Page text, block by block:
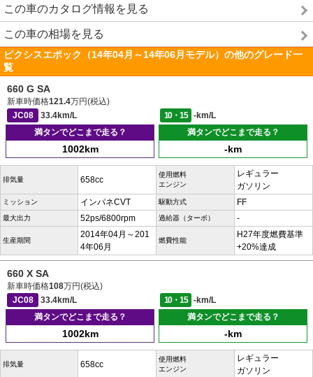
この車のカタログ情報を見る
この車の相場を見る
ピクシスエポック（14年04月～14年06月モデル）の他のグレード一
覧
660 G SA
新車時価格121.4万円(税込)
JC08
33.4km/L 10・15
-km/L
満タンでどこまで走る？
1002km
満タンでどこまで走る？
-km
排気量 658cc
使用燃料
エンジン
レギュラー
ガソリン
ミッション インパネCVT 駆動方式 FF
最大出力 52ps/6800rpm 過給器（ターボ） -
生産期間
2014年04月～201
4年06月
燃費性能
H27年度燃費基準
+20%達成
660 X SA
新車時価格108万円(税込)
JC08
33.4km/L 10・15
-km/L
満タンでどこまで走る？
1002km
満タンでどこまで走る？
-km
排気量 658cc
使用燃料
エンジン
レギュラー
ガソリン